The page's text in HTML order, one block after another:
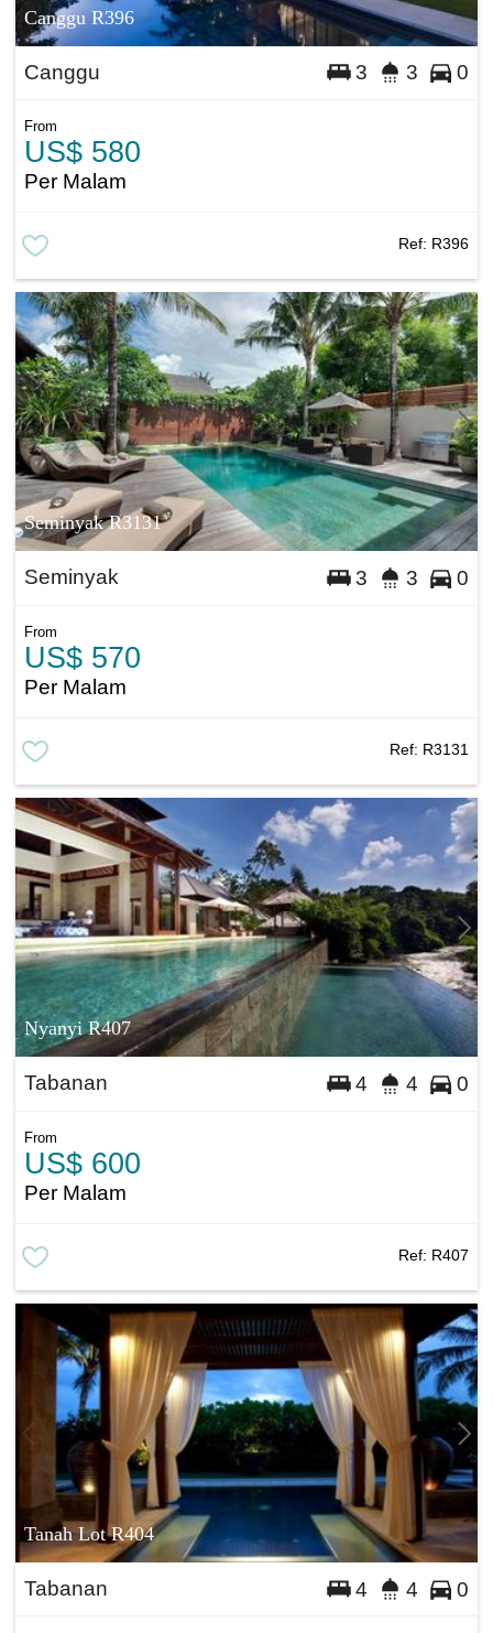
Canggu R396
Canggu 3 3 0
From
US$ 580
Per Malam
Ref: R396
Seminyak R3131
Seminyak 3 3 0
From
US$ 570
Per Malam
Ref: R3131
Nyanyi R407
Tabanan 4 4 0
From
US$ 600
Per Malam
Ref: R407
Tanah Lot R404
Tabanan 4 4 0